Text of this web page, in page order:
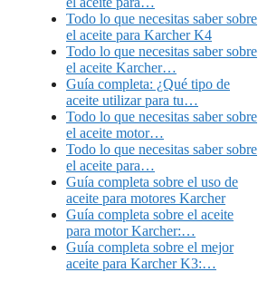
Todo lo que necesitas saber sobre
el aceite para Karcher K4
Todo lo que necesitas saber sobre
el aceite Karcher…
Guía completa: ¿Qué tipo de
aceite utilizar para tu…
Todo lo que necesitas saber sobre
el aceite motor…
Todo lo que necesitas saber sobre
el aceite para…
Guía completa sobre el uso de
aceite para motores Karcher
Guía completa sobre el aceite
para motor Karcher:…
Guía completa sobre el mejor
aceite para Karcher K3:…